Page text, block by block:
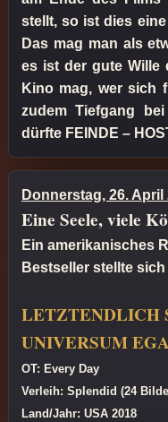
stellt, so ist dies
Das mag man als
es ist der gute Wille
Kino mag, wer sich
zudem Tiefgang
dürfte FEINDE –
Donnerstag, 26. April
Eine Seele, viele
Ein amerikanisches
Bestseller stellte
LETZTENDLICH
UNIVERSUM
OT: Every Day
Verleih: Splendid (24
Land/Jahr: USA 2018